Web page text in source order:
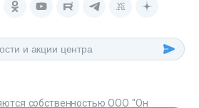
собственностью ООО "Он